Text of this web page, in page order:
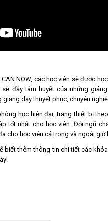
NOW, các học viên sẽ được
đầy tâm huyết của những
giảng dạy thuyết phục, chuyên
học hiện đại, trang thiết bị
tốt nhất cho học viên. Đội ngũ
cho học viên cả trong và ngoài giờ
biết thêm thông tin chi tiết các